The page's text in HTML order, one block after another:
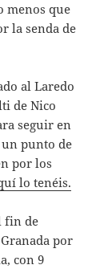
menos que
la senda de
al Laredo
de Nico
seguir en
punto de
por los
lo tenéis.
fin de
por
con 9